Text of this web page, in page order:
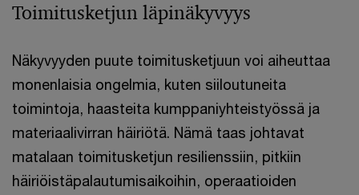
Toimitusketjun läpinäkyvyys
Näkyvyyden puute toimitusketjuun voi aiheuttaa
monenlaisia ongelmia, kuten siiloutuneita
toimintoja, haasteita kumppaniyhteistyössä ja
materiaalivirran häiriötä. Nämä taas johtavat
matalaan toimitusketjun resilienssiin, pitkiin
häiriöistäpalautumisaikoihin, operaatioiden